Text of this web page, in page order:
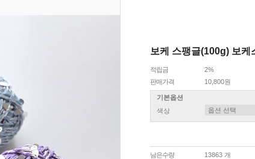
보케 스팽글(100g) 보케
적립금
2%
판매가격
10,800원
기본옵션
색상
남은수량 13863 개